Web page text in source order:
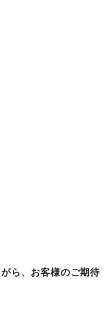
ら、お客様のご期待